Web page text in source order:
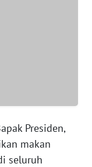
Presiden,
makan
seluruh